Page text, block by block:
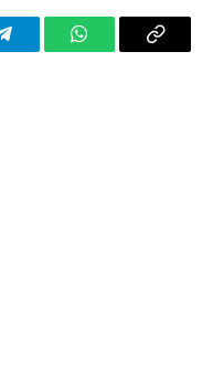
TelegramWhatsAppCopy